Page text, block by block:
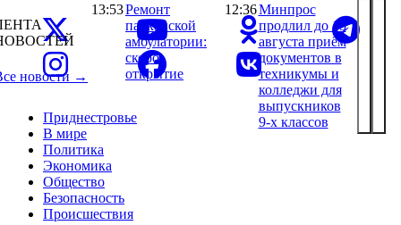
Приднестровье
В мире
Политика
Экономика
Общество
Безопасность
Происшествия
новости →
13:53Ремонт
парканской
амбулатории:
скоро
открытие
12:36Минпрос
продлил до 15
августа приём
документов в
техникумы и
колледжи для
выпускников
9-х классов